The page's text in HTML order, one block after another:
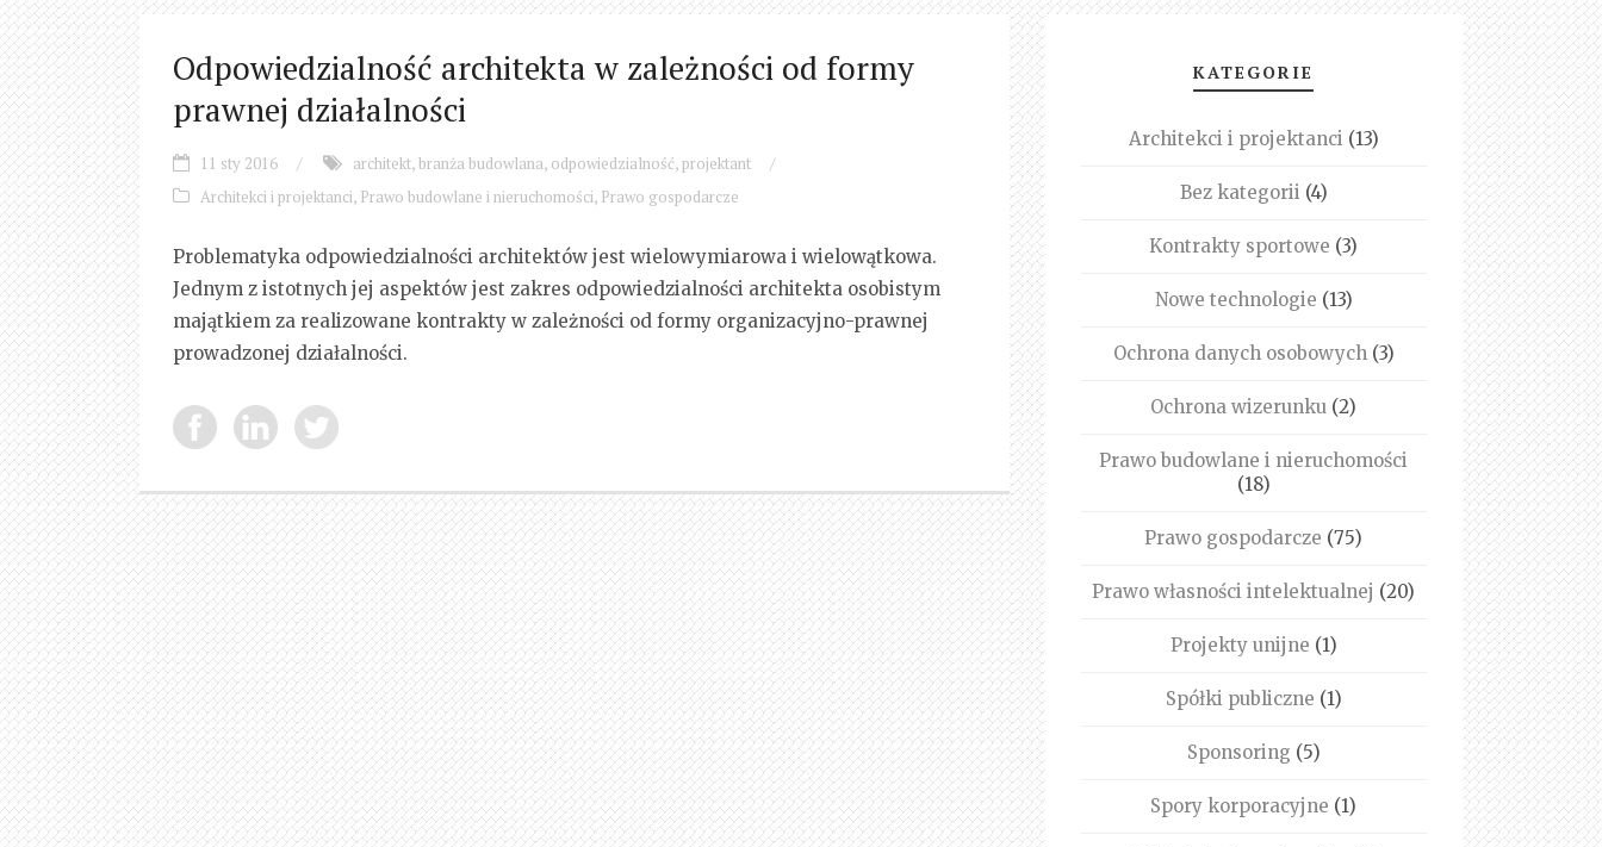
Odpowiedzialność architekta w zależności od formy
prawnej działalności
11 sty 2016 / architekt,branża budowlana, odpowiedzialność,projektant
/
Architekci i projektanci, Prawo budowlane i nieruchomości, Prawo gospodarcze
Problematyka odpowiedzialności architektów jest wielowymiarowa i wielowątkowa.
Jednym z istotnych jej aspektów jest zakres odpowiedzialności architekta osobistym
majątkiem za realizowane kontrakty w zależności od formy organizacyjno-prawnej
prowadzonej działalności.
KATEGORIE
Architekci i projektanci (13)
Bez kategorii (4)
Kontrakty sportowe (3)
Nowe technologie (13)
Ochrona danych osobowych(3)
Ochrona wizerunku (2)
Prawo budowlane i nieruchomości
(18)
Prawo gospodarcze (75)
Prawo własności intelektualnej (20)
Projekty unijne (1)
Spółki publiczne (1)
Sponsoring (5)
Spory korporacyjne (1)